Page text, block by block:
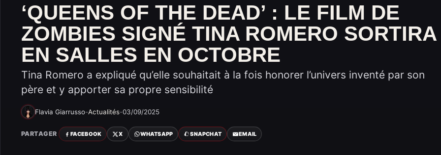
‘QUEENS OF THE DEAD’ : LE FILM DE
ZOMBIES SIGNÉ TINA ROMERO SORTIRA
EN SALLES EN OCTOBRE
Tina Romero a expliqué qu’elle souhaitait à la fois honorer l’univers inventé par son
père et y apporter sa propre sensibilité
Flavia Giarrusso-Actualités-03/09/2025
PARTAGER FACEBOOK X WHATSAPP SNAPCHAT EMAIL